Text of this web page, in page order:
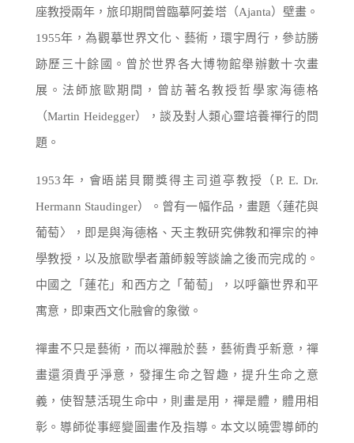
座教授兩年，旅印期間曾臨摹阿姜塔（Ajanta）壁畫。
1955年，為觀摹世界文化、藝術，環宇周行，參訪勝
跡歷三十餘國。曾於世界各大博物館舉辦數十次畫
展。法師旅歐期間，曾訪著名教授哲學家海德格
（Martin Heidegger），談及對人類心靈培養禪行的問
題。
1953年，會晤諾貝爾獎得主司道亭教授（P. E. Dr.
Hermann Staudinger）。曾有一幅作品，畫題〈蓮花與
葡萄〉，即是與海德格、天主教研究佛教和禪宗的神
學教授，以及旅歐學者蕭師毅等談論之後而完成的。
中國之「蓮花」和西方之「葡萄」，以呼籲世界和平
寓意，即東西文化融會的象徵。
禪畫不只是藝術，而以禪融於藝，藝術貴乎新意，禪
畫還須貴乎淨意，發揮生命之智趣，提升生命之意
義，使智慧活現生命中，則畫是用，禪是體，體用相
彰。導師從事經變圖畫作及指導。本文以曉雲導師的